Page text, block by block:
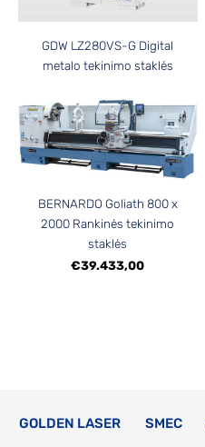
GDW LZ280VS-G Digital
metalo tekinimo staklės
BERNARDO Goliath 800 x
2000 Rankinės tekinimo
staklės
€39.433,00
GOLDEN LASER SMEC